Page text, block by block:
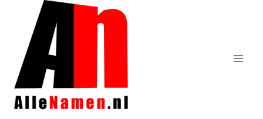
Doorgaan
inhoud